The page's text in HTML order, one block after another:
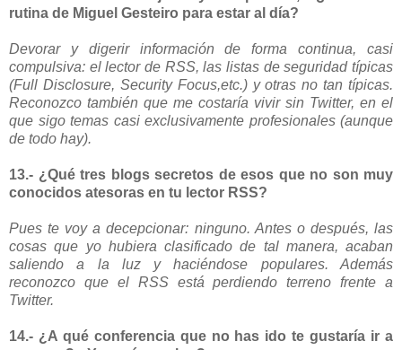
rutina de Miguel Gesteiro para estar al día?
Devorar y digerir información de forma continua, casi
compulsiva: el lector de RSS, las listas de seguridad típicas
(Full Disclosure, Security Focus,etc.) y otras no tan típicas.
Reconozco también que me costaría vivir sin Twitter, en el
que sigo temas casi exclusivamente profesionales (aunque
de todo hay).
13.- ¿Qué tres blogs secretos de esos que no son muy
conocidos atesoras en tu lector RSS?
Pues te voy a decepcionar: ninguno. Antes o después, las
cosas que yo hubiera clasificado de tal manera, acaban
saliendo a la luz y haciéndose populares. Además
reconozco que el RSS está perdiendo terreno frente a
Twitter.
14.- ¿A qué conferencia que no has ido te gustaría ir a